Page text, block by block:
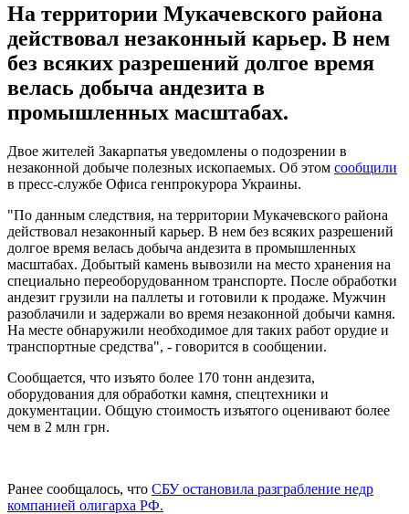
На территории Мукачевского района
действовал незаконный карьер. В нем
без всяких разрешений долгое время
велась добыча андезита в
промышленных масштабах.
Двое жителей Закарпатья уведомлены о подозрении в
незаконной добыче полезных ископаемых. Об этом сообщили
в пресс-службе Офиса генпрокурора Украины.
"По данным следствия, на территории Мукачевского района
действовал незаконный карьер. В нем без всяких разрешений
долгое время велась добыча андезита в промышленных
масштабах. Добытый камень вывозили на место хранения на
специально переоборудованном транспорте. После обработки
андезит грузили на паллеты и готовили к продаже. Мужчин
разоблачили и задержали во время незаконной добычи камня.
На месте обнаружили необходимое для таких работ орудие и
транспортные средства", - говорится в сообщении.
Сообщается, что изъято более 170 тонн андезита,
оборудования для обработки камня, спецтехники и
документации. Общую стоимость изъятого оценивают более
чем в 2 млн грн.
Ранее сообщалось, что СБУ остановила разграбление недр
компанией олигарха РФ.